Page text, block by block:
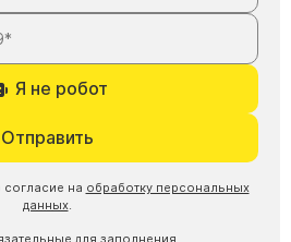
Я не робот
Отправить
на обработку персональных
данных.
для заполнения